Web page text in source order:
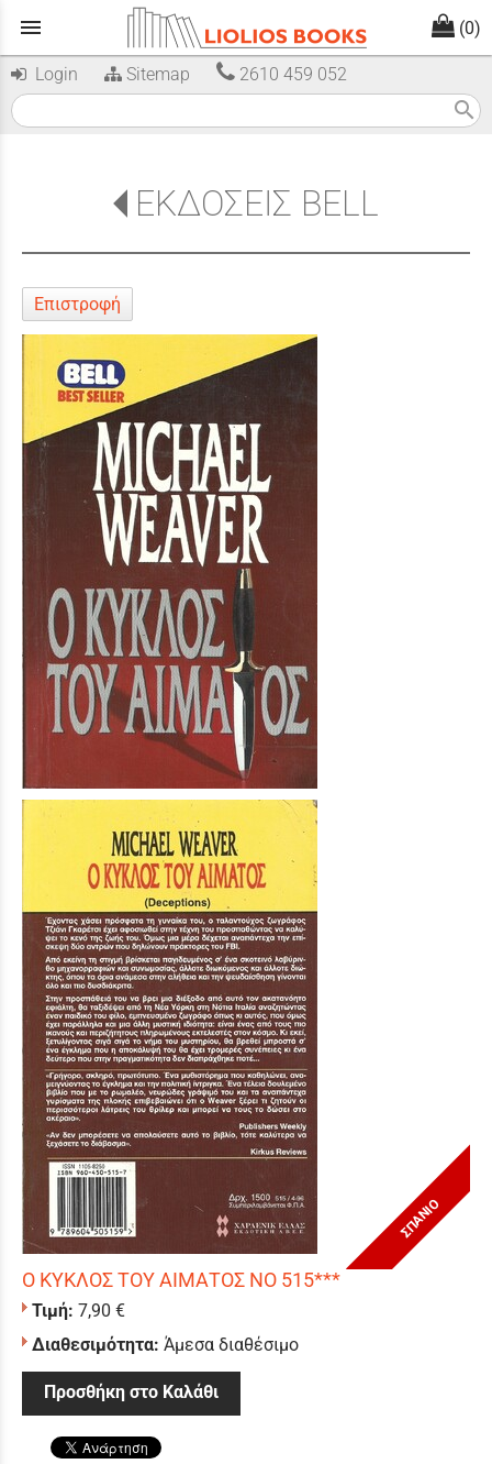
menu (0)
Login Sitemap 2610 459 052
search
ΕΚΔΟΣΕΙΣ BELL
Επιστροφή
ΣΠΑΝΙΟ
Ο ΚΥΚΛΟΣ ΤΟΥ ΑΙΜΑΤΟΣ ΝΟ 515***
Τιμή: 7,90 €
Διαθεσιμότητα: Άμεσα διαθέσιμο
Προσθήκη στο Καλάθι